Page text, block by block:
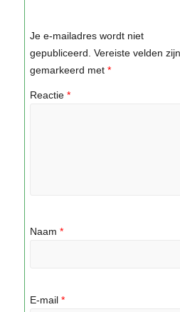
Je e-mailadres wordt niet
gepubliceerd. Vereiste velden zijn
gemarkeerd met *
Reactie *
Naam *
E-mail *